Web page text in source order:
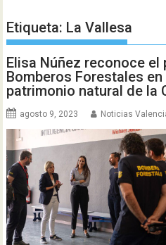
Etiqueta: La Vallesa
Elisa Núñez reconoce
Bomberos Forestales
patrimonio natural de la
agosto 9, 2023 Noticias